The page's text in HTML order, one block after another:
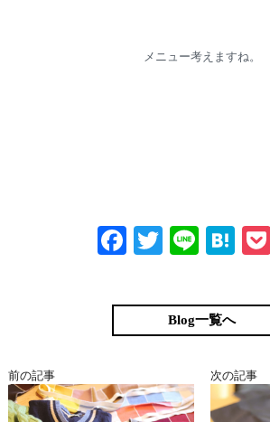
メニュー考えますね。
Fa
bo
ok
T
tte
r
Li
H
en
a
Blog一覧へ
前の記事 次の記事